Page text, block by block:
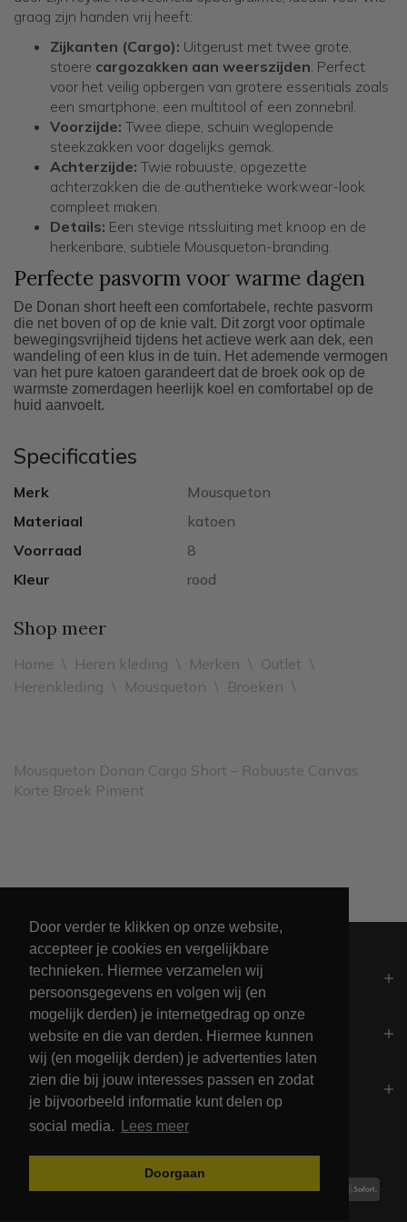
Door verder te klikken op onze website,
accepteer je cookies en vergelijkbare
technieken. Hiermee verzamelen wij
persoonsgegevens en volgen wij (en
mogelijk derden) je internetgedrag op onze
website en die van derden. Hiermee kunnen
wij (en mogelijk derden) je advertenties laten
zien die bij jouw interesses passen en zodat
je bijvoorbeeld informatie kunt delen op
social media.
Lees meer
Doorgaan
graag zijn handen vrij heeft:
Zijkanten (Cargo): Uitgerust met twee grote,
stoere cargozakken aan weerszijden. Perfect
voor het veilig opbergen van grotere essentials zoals
een smartphone, een multitool of een zonnebril.
Voorzijde: Twee diepe, schuin weglopende
steekzakken voor dagelijks gemak.
Achterzijde: Twie robuuste, opgezette
achterzakken die de authentieke workwear-look
compleet maken.
Details: Een stevige ritssluiting met knoop en de
herkenbare, subtiele Mousqueton-branding.
Perfecte pasvorm voor warme dagen
De Donan short heeft een comfortabele, rechte pasvorm
die net boven of op de knie valt. Dit zorgt voor optimale
bewegingsvrijheid tijdens het actieve werk aan dek, een
wandeling of een klus in de tuin. Het ademende vermogen
van het pure katoen garandeert dat de broek ook op de
warmste zomerdagen heerlijk koel en comfortabel op de
huid aanvoelt.
Specificaties
Merk
Mousqueton
Materiaal
katoen
Voorraad
8
Kleur
rood
Shop meer
Home \ Heren kleding \ Merken \ Outlet \
Herenkleding \ Mousqueton \ Broeken \
Mousqueton Donan Cargo Short – Robuuste Canvas
Korte Broek Piment
Algemeen
Contact
Openingstijden